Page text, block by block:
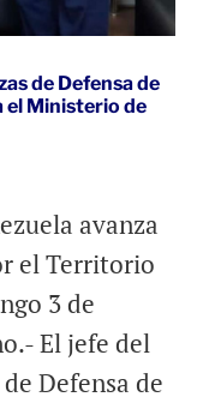
de Defensa de
el Ministerio de
avanza
el Territorio
3 de
El jefe del
Defensa de